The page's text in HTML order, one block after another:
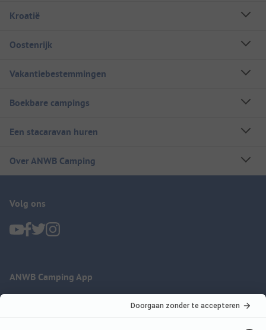
Kroatië
Oostenrijk
Vakantiebestemmingen
Boekbare campings
Een stacaravan huren
Over ANWB Camping
Volg ons
ANWB Camping App